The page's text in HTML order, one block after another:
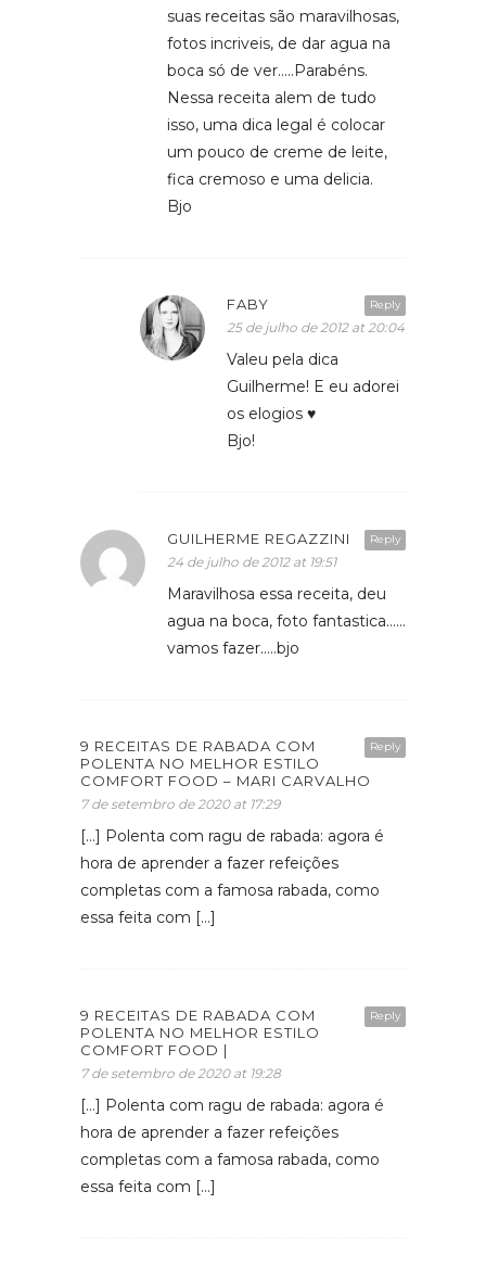
suas receitas são maravilhosas,
fotos incriveis, de dar agua na
boca só de ver…..Parabéns.
Nessa receita alem de tudo
isso, uma dica legal é colocar
um pouco de creme de leite,
fica cremoso e uma delicia.
Bjo
Reply
FABY
25 de julho de 2012 at 20:04
Valeu pela dica
Guilherme! E eu adorei
os elogios ♥
Bjo!
Reply
GUILHERME REGAZZINI
24 de julho de 2012 at 19:51
Maravilhosa essa receita, deu
agua na boca, foto fantastica……
vamos fazer…..bjo
Reply
9 RECEITAS DE RABADA COM
POLENTA NO MELHOR ESTILO
COMFORT FOOD – MARI CARVALHO
7 de setembro de 2020 at 17:29
[…] Polenta com ragu de rabada: agora é
hora de aprender a fazer refeições
completas com a famosa rabada, como
essa feita com […]
Reply
9 RECEITAS DE RABADA COM
POLENTA NO MELHOR ESTILO
COMFORT FOOD |
7 de setembro de 2020 at 19:28
[…] Polenta com ragu de rabada: agora é
hora de aprender a fazer refeições
completas com a famosa rabada, como
essa feita com […]